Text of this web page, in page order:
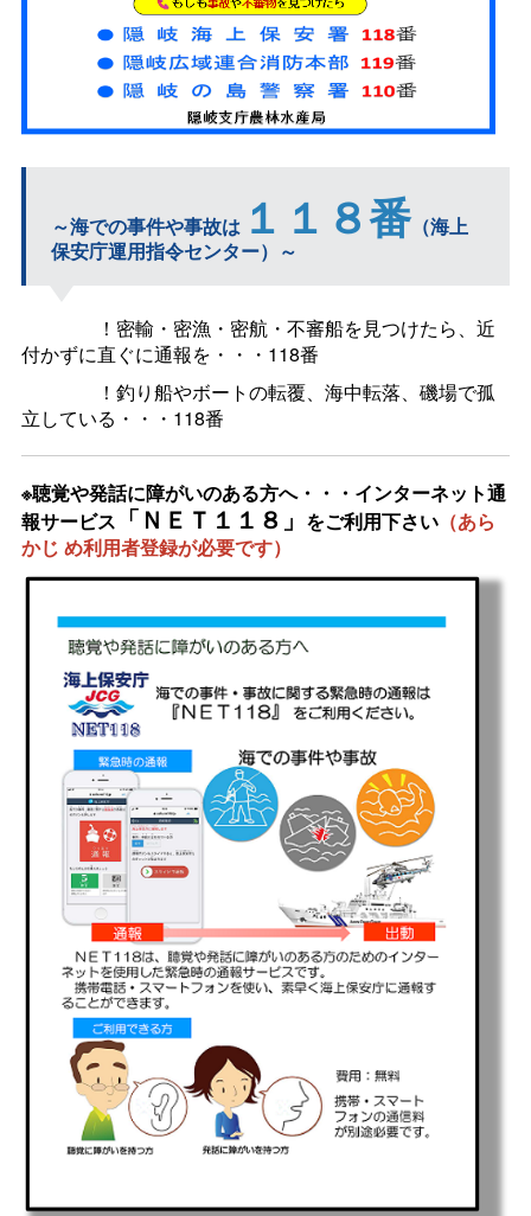
～海での事件や事故は１１８番（海上
保安庁運用指令センター）～
！密輸・密漁・密航・不審船を見つけたら、近
付かずに直ぐに通報を・・・118番
！釣り船やボートの転覆、海中転落、磯場で孤
立している・・・118番
※聴覚や発話に障がいのある方へ・・・インターネット通
報サービス 「ＮＥＴ１１８」 をご利用下さい（あら
かじ め利用者登録が必要です）